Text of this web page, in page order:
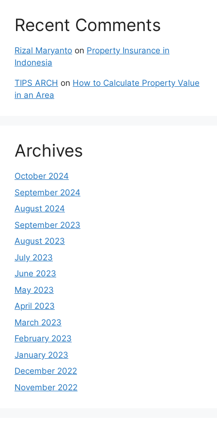
Recent Comments
Rizal Maryanto on Property Insurance in
Indonesia
TIPS ARCH on How to Calculate Property Value
in an Area
Archives
October 2024
September 2024
August 2024
September 2023
August 2023
July 2023
June 2023
May 2023
April 2023
March 2023
February 2023
January 2023
December 2022
November 2022